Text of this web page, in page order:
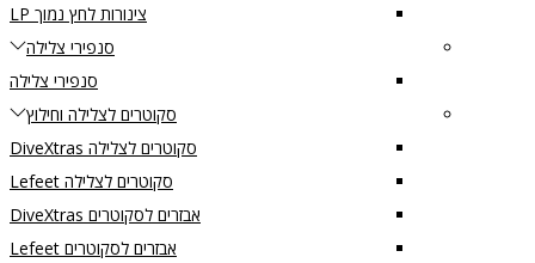
צינורות לחץ נמוך LP
סנפירי צלילה
סנפירי צלילה
סקוטרים לצלילה וחילוץ
סקוטרים לצלילה DiveXtras
סקוטרים לצלילה Lefeet
אבזרים לסקוטרים DiveXtras
אבזרים לסקוטרים Lefeet